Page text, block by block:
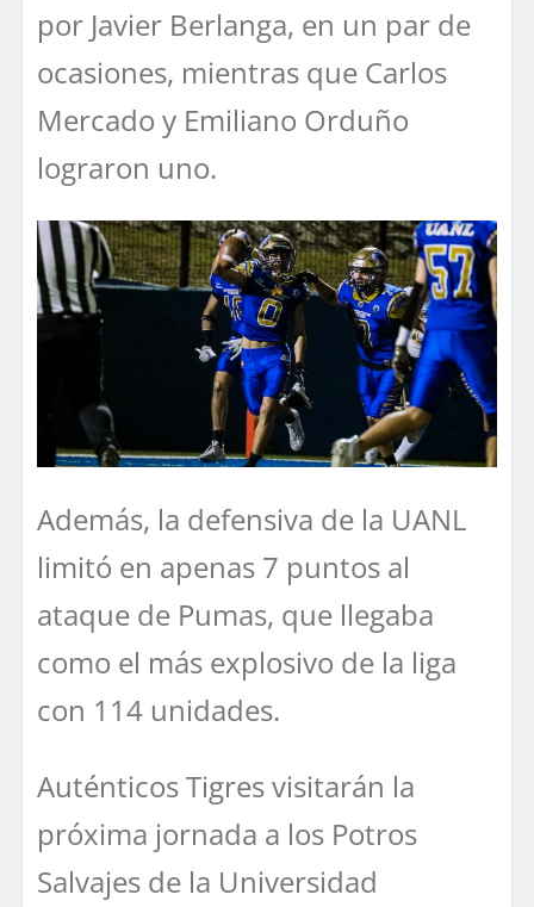
por Javier Berlanga, en un par de
ocasiones, mientras que Carlos
Mercado y Emiliano Orduño
lograron uno.
Además, la defensiva de la UANL
limitó en apenas 7 puntos al
ataque de Pumas, que llegaba
como el más explosivo de la liga
con 114 unidades.
Auténticos Tigres visitarán la
próxima jornada a los Potros
Salvajes de la Universidad